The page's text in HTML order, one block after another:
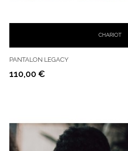
CHARIOT
PANTALON LEGACY
Prix
110,00 €